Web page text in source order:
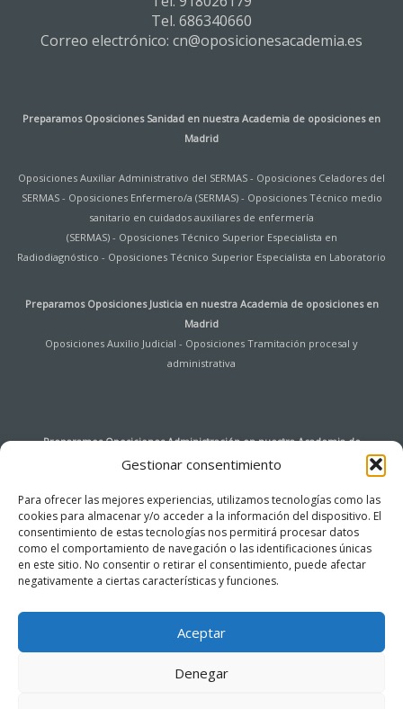
Gestionar consentimiento
Para ofrecer las mejores experiencias, utilizamos tecnologías como las
cookies para almacenar y/o acceder a la información del dispositivo. El
consentimiento de estas tecnologías nos permitirá procesar datos
como el comportamiento de navegación o las identificaciones únicas
en este sitio. No consentir o retirar el consentimiento, puede afectar
negativamente a ciertas características y funciones.
Aceptar
Denegar
Tel. 686340660
Correo electrónico: cn@oposicionesacademia.es
Preparamos Oposiciones Sanidad en nuestra Academia de oposiciones en
Madrid
Oposiciones Auxiliar Administrativo del SERMAS - Oposiciones Celadores del
SERMAS- Oposiciones Enfermero/a (SERMAS)- Oposiciones Técnico medio
sanitario en cuidados auxiliares de enfermería
(SERMAS)- Oposiciones Técnico Superior Especialista en
Radiodiagnóstico - Oposiciones Técnico Superior Especialista en Laboratorio
Preparamos Oposiciones Justicia en nuestra Academia de oposiciones en
Madrid
Oposiciones Auxilio Judicial - Oposiciones Tramitación procesal y
administrativa
Preparamos Oposiciones Administración en nuestraAcademia de
oposiciones en Madrid
Oposiciones Auxiliar de Archivo y Bibliotecas Universidad de Alcalá de
Henares -Oposiciones Agentes de Hacienda Pública-Oposiciones
Instituciones Penitenciarias-Oposiciones Tramitación procesal y
administrativa - Oposiciones Auxiliar de Servicios-Oposiciones Cuerpo
General de la Administración del Estado – Acceso Libre- Oposiciones Cuerpo
General Auxiliar de la Administración del Estado (Ingreso libre)